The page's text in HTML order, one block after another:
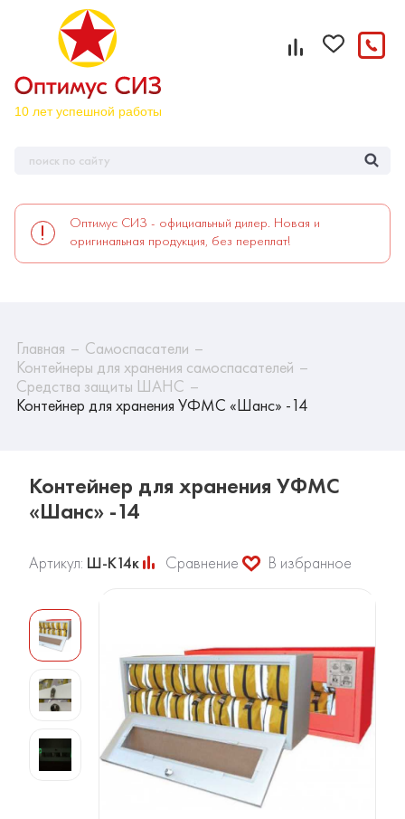
Оптимус СИЗ - официальный дилер. Новая и
оригинальная продукция, без переплат!
Главная
Самоспасатели
Контейнеры для хранения самоспасателей
Средства защиты ШАНС
Контейнер для хранения УФМС «Шанс» -14
Контейнер для хранения УФМС
«Шанс» -14
Артикул: Ш-К14к Сравнение В избранное